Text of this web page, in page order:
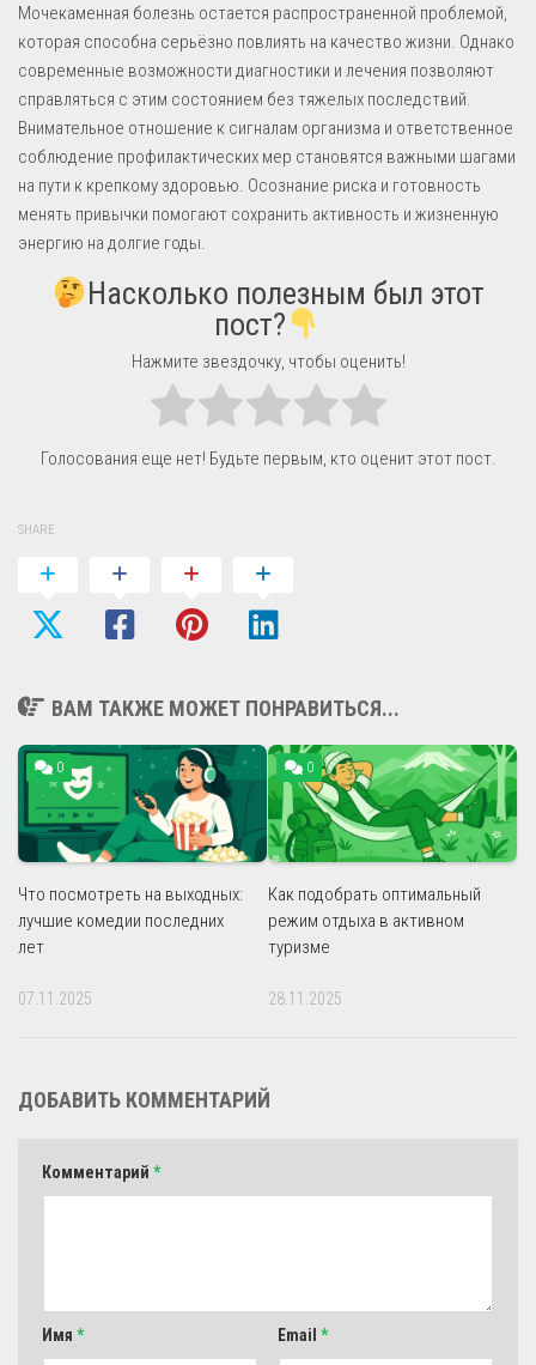
Мочекаменная болезнь остается распространенной проблемой,
которая способна серьёзно повлиять на качество жизни. Однако
современные возможности диагностики и лечения позволяют
справляться с этим состоянием без тяжелых последствий.
Внимательное отношение к сигналам организма и ответственное
соблюдение профилактических мер становятся важными шагами
на пути к крепкому здоровью. Осознание риска и готовность
менять привычки помогают сохранить активность и жизненную
энергию на долгие годы.
Насколько полезным был этот
пост?
Нажмите звездочку, чтобы оценить!
Голосования еще нет! Будьте первым, кто оценит этот пост.
SHARE
ВАМ ТАКЖЕ МОЖЕТ ПОНРАВИТЬСЯ...
0
Что посмотреть на выходных:
лучшие комедии последних
лет
07.11.2025
0
Как подобрать оптимальный
режим отдыха в активном
туризме
28.11.2025
ДОБАВИТЬ КОММЕНТАРИЙ
Комментарий *
Имя * Email *